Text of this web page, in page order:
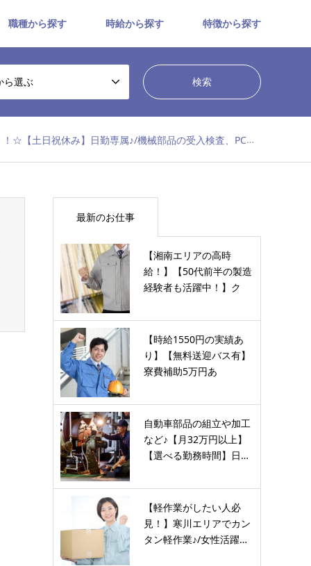
職種から探す 時給から探す 特徴から探す
ら選ぶ
日祝休み】日勤専属♪/機械部品の受入検査、PC入力など【No.0295】
最新のお仕事
【湘南エリアの高時
給！】【50代前半の製造
経験者も活躍中！】ク
【時給1550円の実績あ
り】【無料送迎バス有】
寮費補助5万円あ
自動車部品の組立や加工
など♪【月32万円以上】
【選べる勤務時間】日…
【軽作業がしたい人必
見！】寒川エリアでカン
タン軽作業♪/女性活躍…